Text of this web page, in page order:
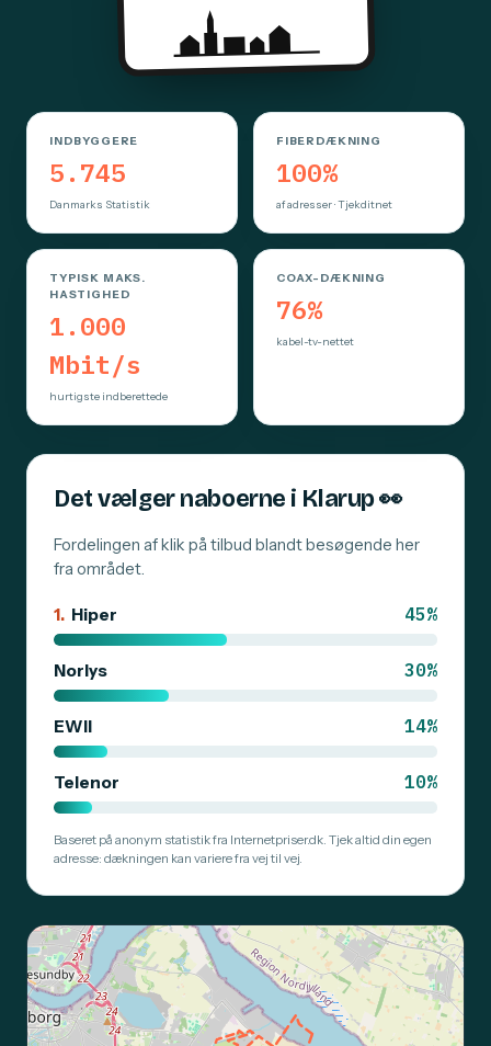
INDBYGGERE
5.745
Danmarks Statistik
FIBERDÆKNING
100%
af adresser · Tjekditnet
TYPISK MAKS.
HASTIGHED
1.000
Mbit/s
hurtigste indberettede
COAX-DÆKNING
76%
kabel-tv-nettet
Det vælger naboerne i Klarup👀
Fordelingen af klik på tilbud blandt besøgende her
fra området.
1. Hiper 45%
Norlys 30%
EWII 14%
Telenor 10%
Baseret på anonym statistik fra Internetpriser.dk. Tjek altid din egen
adresse: dækningen kan variere fra vej til vej.